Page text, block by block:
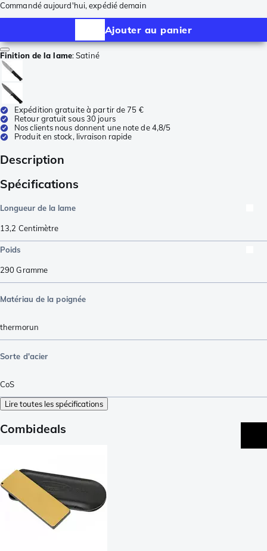
Commandé aujourd'hui, expédié demain
Ajouter au panier
Finition de la lame:Satiné
Expédition gratuite à partir de 75 €
Retour gratuit sous 30 jours
Nos clients nous donnent une note de 4,8/5
Produit en stock, livraison rapide
Description
Spécifications
Longueur de la lame
13,2 Centimètre
Poids
290Gramme
Matériau de la poignée
thermorun
Sorte d'acier
CoS
Lire toutes les spécifications
Combideals